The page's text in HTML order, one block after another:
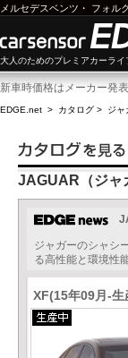
メルセデスベンツ ・ フォル
大人のためのプレミアカーラ
新車時価格はメーカー発
EDGE.net > カタログ > ジャ
JAGUAR（ジャ
ジャガーのシャシ
る高性能と環境性
XF(15年09月-生